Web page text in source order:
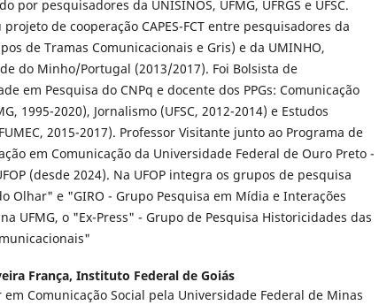
por pesquisadores da UNISINOS, UFMG, UFRGS e UFSC.
de cooperação CAPES-FCT entre pesquisadores da
de Tramas Comunicacionais e Gris) e da UMINHO,
do Minho/Portugal (2013/2017). Foi Bolsista de
em Pesquisa do CNPq e docente dos PPGs: Comunicação
1995-2020), Jornalismo (UFSC, 2012-2014) e Estudos
2015-2017). Professor Visitante junto ao Programa de
em Comunicação da Universidade Federal de Ouro Preto -
(desde 2024). Na UFOP integra os grupos de pesquisa
Olhar" e "GIRO - Grupo Pesquisa em Mídia e Interações
UFMG, o "Ex-Press" - Grupo de Pesquisa Historicidades das
França, Instituto Federal de Goiás
em Comunicação Social pela Universidade Federal de Minas